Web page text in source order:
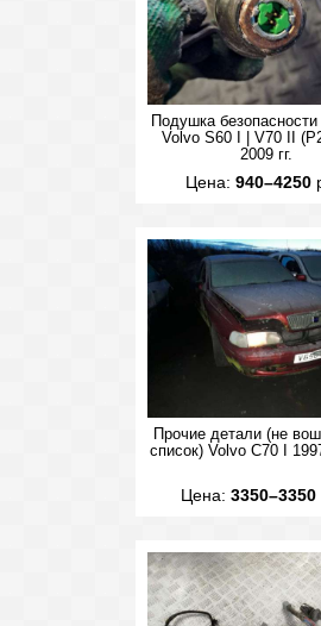
Подушка
Volvo S60 I | V70 II
2009 гг.
Цена: 940–4250
Прочие детали (не
список) Volvo C70 I
Цена: 3350–3350